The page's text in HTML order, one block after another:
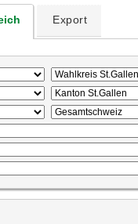
Export